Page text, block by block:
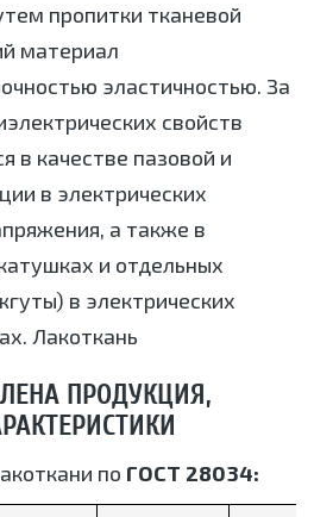
пропитки тканевой
материал
эластичностью. За
свойств
в качестве пазовой и
в электрических
а также в
и отдельных
в электрических
Лакоткань
ПРОДУКЦИЯ,
по ГОСТ 28034: